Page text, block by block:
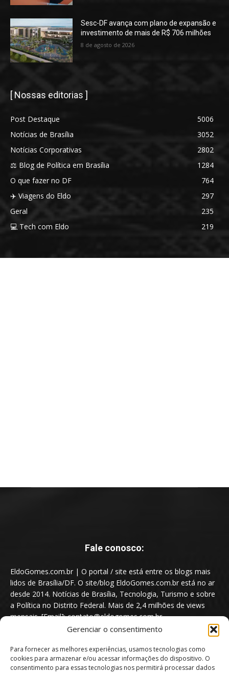
Gerenciar o consentimento
Para fornecer as melhores experiências, usamos tecnologias como
cookies para armazenar e/ou acessar informações do dispositivo. O
consentimento para essas tecnologias nos permitirá processar dados
Sesc-DF avança com plano de expansão e
investimento de mais de R$ 706 milhões
8 de agosto de 2026
[ Nossas editorias ]
Post Destaque
5006
Notícias de Brasília
3052
Notícias Corporativas
2802
⚖️ Blog de Política em Brasília
1284
O que fazer no DF
764
✈️ Viagens do Eldo
297
Geral
235
💻 Tech com Eldo
219
Fale conosco:
EldoGomes.com.br | O portal / site está entre os blogs mais
lidos de Brasília/DF. O site/blog EldoGomes.com.br está no ar
desde 2014. Notícias de Brasília, Tecnologia, Turismo e sobre
a Política no Distrito Federal. Mais de 2,4 milhões de views
mensais. [Email]: contato@eldogomes.com.br